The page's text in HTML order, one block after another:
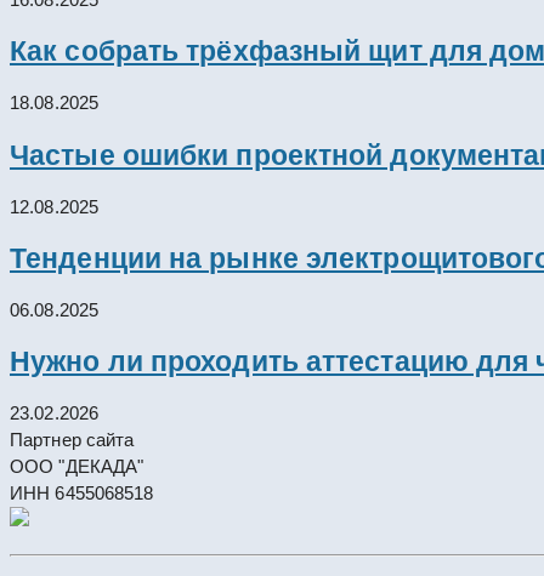
Как собрать трёхфазный щит для
18.08.2025
Частые ошибки проектной
12.08.2025
Тенденции на рынке
06.08.2025
Нужно ли проходить аттестацию для
23.02.2026
Партнер сайта
ООО "ДЕКАДА"
ИНН 6455068518